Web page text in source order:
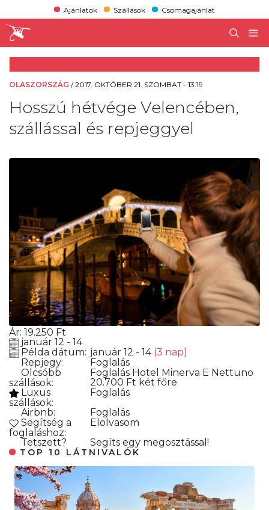
Ajánlatok Szállások Csomagajánlat
OLASZORSZÁG /2017. OKTÓBER 21. SZOMBAT - 13:19
Hosszú hétvége Velencében,
szállással és repjeggyel
Ár: 19.250 Ft
január 12 - 14
Példa dátum: január 12 - 14 (3 nap)
Repjegy:
Foglalás
Olcsóbb
szállások:
Foglalás Hotel Minerva E Nettuno
20.700 Ft két főre
Luxus
szállások:
Foglalás
Airbnb:
Foglalás
Segítség a
foglaláshoz:
Elolvasom
Tetszett?
Segíts egy megosztással!
TOP 10 LÁTNIVALÓK